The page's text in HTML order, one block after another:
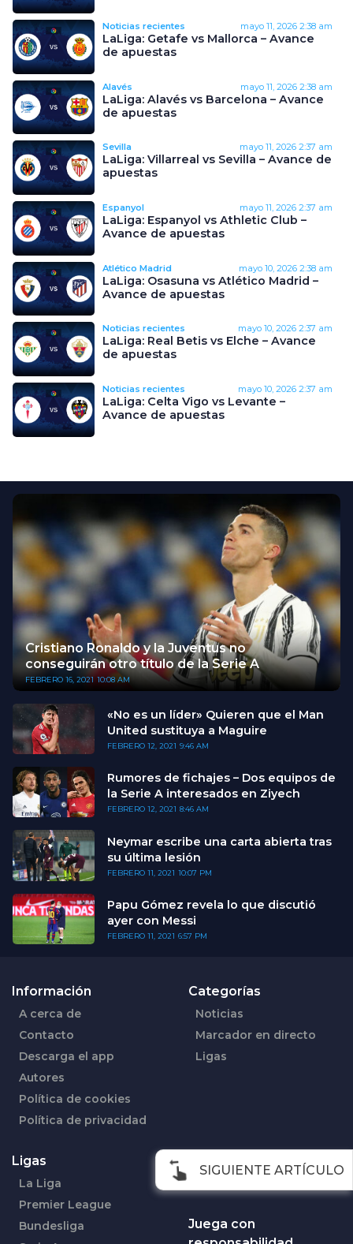
SIGUIENTE ARTÍCULO
Noticias recientes mayo 11, 2026 2:38 am
LaLiga: Getafe vs Mallorca – Avance
de apuestas
Alavés mayo 11, 2026 2:38 am
LaLiga: Alavés vs Barcelona – Avance
de apuestas
Sevilla mayo 11, 2026 2:37 am
LaLiga: Villarreal vs Sevilla – Avance de
apuestas
Espanyol mayo 11, 2026 2:37 am
LaLiga: Espanyol vs Athletic Club –
Avance de apuestas
Atlético Madrid mayo 10, 2026 2:38 am
LaLiga: Osasuna vs Atlético Madrid –
Avance de apuestas
Noticias recientes mayo 10, 2026 2:37 am
LaLiga: Real Betis vs Elche – Avance
de apuestas
Noticias recientes mayo 10, 2026 2:37 am
LaLiga: Celta Vigo vs Levante –
Avance de apuestas
Cristiano Ronaldo y la Juventus no
conseguirán otro título de la Serie A
FEBRERO 16, 2021 10:08 AM
«No es un líder» Quieren que el Man
United sustituya a Maguire
FEBRERO 12, 2021 9:46 AM
Rumores de fichajes – Dos equipos de
la Serie A interesados en Ziyech
FEBRERO 12, 2021 8:46 AM
Neymar escribe una carta abierta tras
su última lesión
FEBRERO 11, 2021 10:07 PM
Papu Gómez revela lo que discutió
ayer con Messi
FEBRERO 11, 2021 6:57 PM
Información
A cerca de
Contacto
Descarga el app
Autores
Política de cookies
Política de privacidad
Categorías
Noticias
Marcador en directo
Ligas
Ligas
La Liga
Premier League
Bundesliga
Juega con